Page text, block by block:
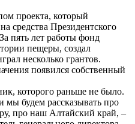
проекта, который
средства Президентского
пять лет работы фонд
пещеры, создал
несколько грантов.
появился собственный
которого раньше не было.
мы будем рассказывать про
про наш Алтайский край, –